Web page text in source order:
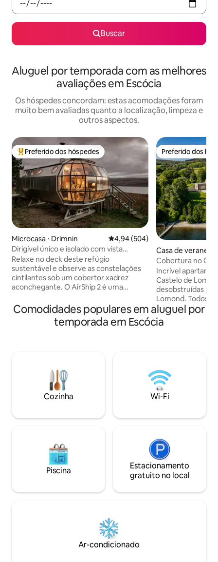
Buscar
Aluguel por temporada com as melhores
avaliações em Escócia
Os hóspedes concordam: estas acomodações foram
muito bem avaliadas quanto a localização, limpeza e
outros aspectos.
Entre os melhores preferidos dos hóspedes
Preferido dos hóspedes
Microcasa ⋅ Drimnin 4,94 de uma avaliação média de
4,94 (504)
Dirigível único e isolado com vista
deslumbrante das Terras Altas
Relaxe no deck deste refúgio
sustentável e observe as constelações
cintilantes sob um cobertor xadrez
aconchegante. O AirShip 2 é uma
projetada por Roderick James com vista
para o Sound of Mull a partir de janelas
de libélula. Airship002 é confortável,
novo anúncio The Pilot House, Drimnin,
que está no mesmo local de 4 acres. A
cozinha tem uma torradeira, chaleira
elétrica, fogão de halogênio Tefal,
as panelas, frigideiras, pratos, copos e
a pena estocar no caminho, pois
Lochaline é o lugar mais próximo para
fazer compras, que fica a 8 milhas de
posição bonita e isolada em um local de
quatro acres. Vistas deslumbrantes
em direção a Ardnamurchan Point.
Preferido dos
Preferido dos
Casa de veraneio
d Bute Council
Cobertura no
quartos e vista
Incrível
Castelo de
desobstruídas
Lomond. Todos os três quartos são
suítes com
de luxo,
egípcio de alta
atrações locais:
Cruin - 100m
House 1,5 km
Golfe de Classe
Comodidades populares em aluguel por
temporada em Escócia
Cozinha Wi-Fi
Piscina
Estacionamento
gratuito no local
Ar-condicionado